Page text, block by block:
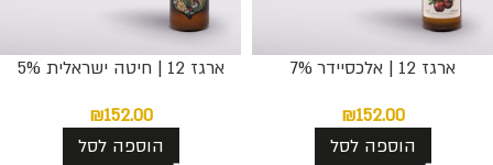
ארגז 12 | אלכסיידר 7%
₪152.00
הוספה לסל
ארגז 12 | חיטה ישראלית 5%
₪152.00
הוספה לסל